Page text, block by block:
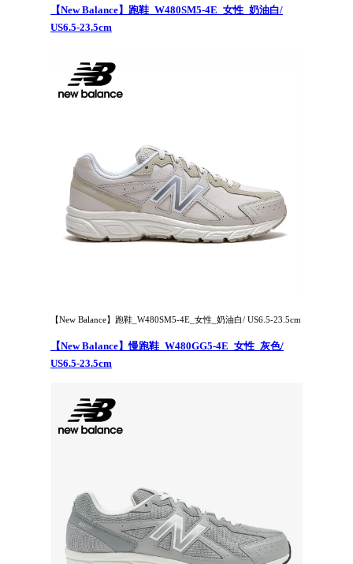
【New Balance】跑鞋_W480SM5-4E_女性_奶油白/
US6.5-23.5cm
【New Balance】跑鞋_W480SM5-4E_女性_奶油白/ US6.5-23.5cm
【New Balance】慢跑鞋_W480GG5-4E_女性_灰色/
US6.5-23.5cm